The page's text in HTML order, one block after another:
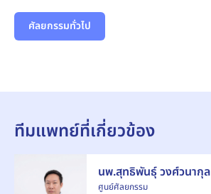
ศัลยกรรมทั่วไป
ทีมแพทย์ที่เกี่ยวข้อง
นพ.สุทธิพันธุ์ วงศ์วนากุล
ศูนย์ศัลยกรรม